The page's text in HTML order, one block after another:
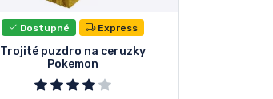
Dostupné Express
Trojité puzdro na ceruzky
Pokemon